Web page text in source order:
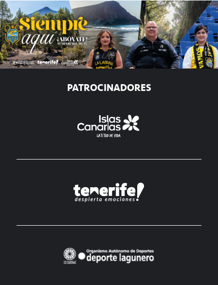
PATROCINADORES